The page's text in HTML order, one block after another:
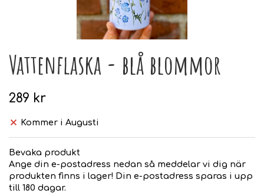
Vattenflaska - blå blommor
289 kr
Kommer i Augusti
Bevaka produkt
Ange din e-postadress nedan så meddelar vi dig när
produkten finns i lager! Din e-postadress sparas i upp
till 180 dagar.